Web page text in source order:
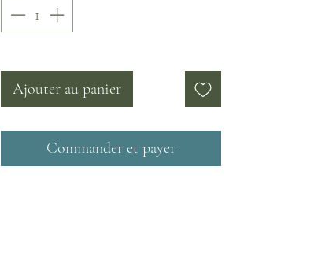
côté à l'aide de boutons
Matériaux utilisés : Tissu dentelle
en polyester
Ajouter au panier
Commander et payer